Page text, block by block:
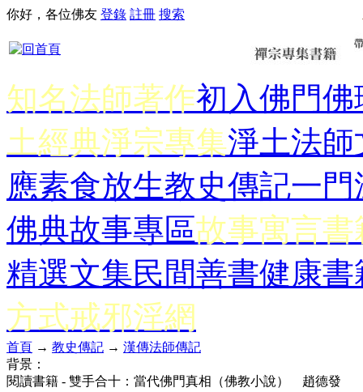
你好，各位佛友 登錄 註冊 搜索
知名法師著作初入佛門佛
土經典淨宗專集淨土法師
應素食放生教史傳記一門
佛典故事專區故事寓言書
精選文集民間善書健康書
方式戒邪淫網
首頁 → 教史傳記 → 漢傳法師傳記
背景：
閱讀書籍 - 雙手合十：當代佛門真相（佛教小說） 趙德發